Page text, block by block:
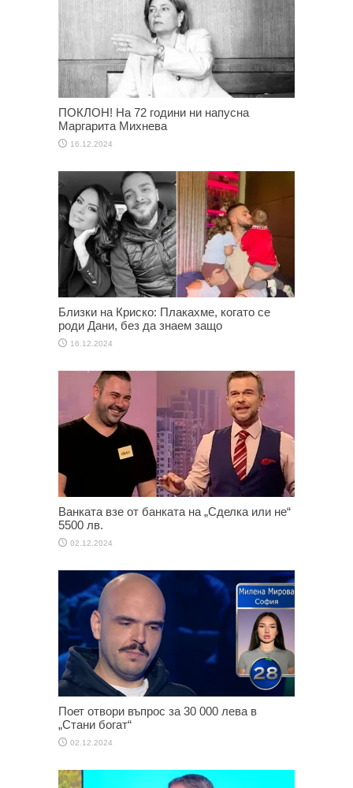
ПОКЛОН! На 72 години ни напусна
Маргарита Михнева
16.12.2024
Близки на Криско: Плакахме, когато се
роди Дани, без да знаем защо
16.12.2024
Ванката взе от банката на „Сделка или не“
5500 лв.
02.12.2024
Поет отвори въпрос за 30 000 лева в
„Стани богат“
02.12.2024